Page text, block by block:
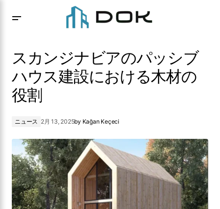
スカンジナビアのパッシブ
ハウス建設における木材の
役割
ニュース 2月 13, 2025by Kağan Keçeci